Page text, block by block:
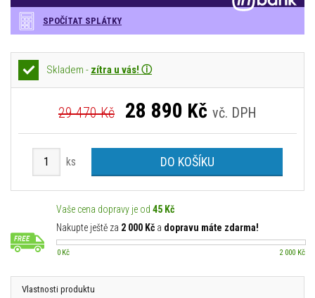
SPOČÍTAT SPLÁTKY
Skladem - zítra u vás! ⓘ
29 470 Kč 28 890 Kč vč. DPH
ks DO KOŠÍKU
Vaše cena dopravy je od 45 Kč
Nakupte ještě za 2 000 Kč a dopravu máte zdarma!
0 Kč 2 000 Kč
Vlastnosti produktu